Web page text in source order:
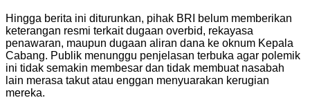
Hingga berita ini diturunkan, pihak BRI belum memberikan
keterangan resmi terkait dugaan overbid, rekayasa
penawaran, maupun dugaan aliran dana ke oknum Kepala
Cabang. Publik menunggu penjelasan terbuka agar polemik
ini tidak semakin membesar dan tidak membuat nasabah
lain merasa takut atau enggan menyuarakan kerugian
mereka.